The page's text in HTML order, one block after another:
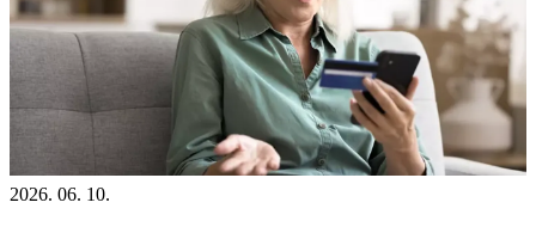
2026. 06. 10.